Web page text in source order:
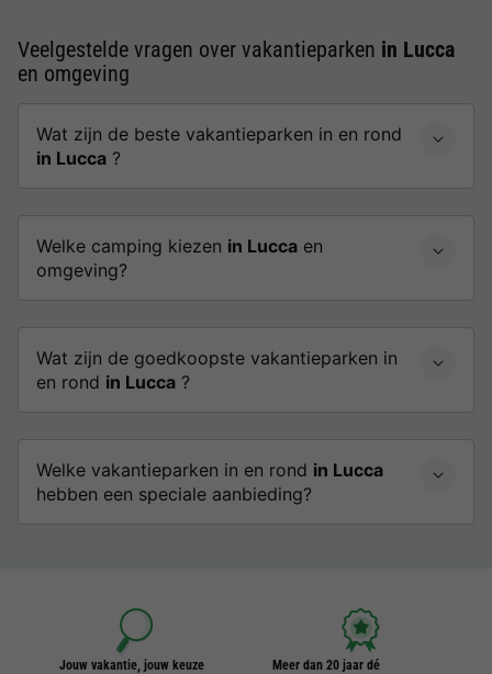
Veelgestelde vragen over vakantieparken in Lucca
en omgeving
Wat zijn de beste vakantieparken in en rond
in Lucca ?
Welke camping kiezen in Lucca en
omgeving?
Wat zijn de goedkoopste vakantieparken in
en rond in Lucca ?
Welke vakantieparken in en rond in Lucca
hebben een speciale aanbieding?
Jouw vakantie, jouw keuze
Meer dan 20 jaar dé